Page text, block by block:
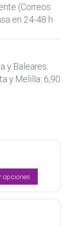
(Correos
en 24-48 h
y Baleares.
y Melilla: 6,90
opciones